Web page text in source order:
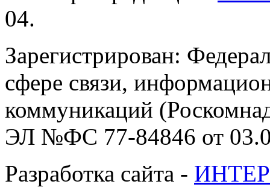
04.
Зарегистрирован:
сфере связи,
коммуникаций
ЭЛ №ФС 77-84846 от
Разработка сайта -